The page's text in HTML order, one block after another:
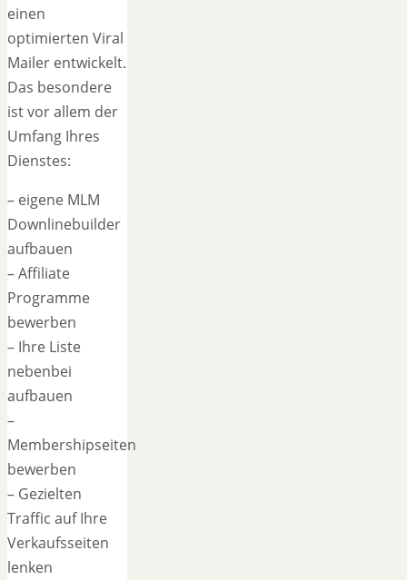
einen
optimierten Viral
Mailer entwickelt.
Das besondere
ist vor allem der
Umfang Ihres
Dienstes:
– eigene MLM
Downlinebuilder
aufbauen
– Affiliate
Programme
bewerben
– Ihre Liste
nebenbei
aufbauen
–
Membershipseiten
bewerben
– Gezielten
Traffic auf Ihre
Verkaufsseiten
lenken